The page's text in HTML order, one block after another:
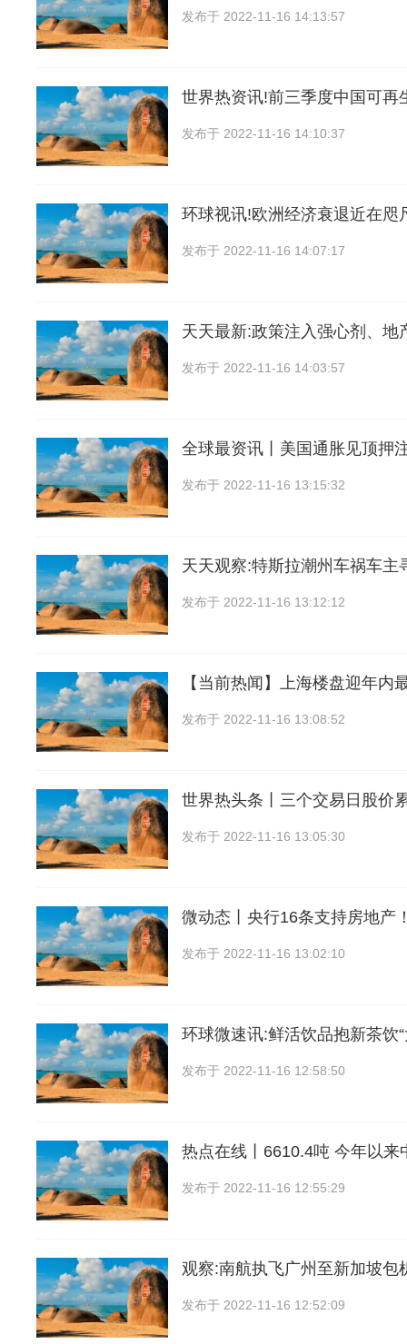
发布于 2022-11-16 14:13:57
世界热资讯!前三季度中国可再
发布于 2022-11-16 14:10:37
环球视讯!欧洲经济衰退近在咫
发布于 2022-11-16 14:07:17
天天最新:政策注入强心剂、地
发布于 2022-11-16 14:03:57
全球最资讯丨美国通胀见顶押
发布于 2022-11-16 13:15:32
天天观察:特斯拉潮州车祸车主
发布于 2022-11-16 13:12:12
【当前热闻】上海楼盘迎年内
发布于 2022-11-16 13:08:52
世界热头条丨三个交易日股价
发布于 2022-11-16 13:05:30
微动态丨央行16条支持房地产
发布于 2022-11-16 13:02:10
环球微速讯:鲜活饮品抱新茶饮“
发布于 2022-11-16 12:58:50
热点在线丨6610.4吨 今年以来
发布于 2022-11-16 12:55:29
观察:南航执飞广州至新加坡包
发布于 2022-11-16 12:52:09